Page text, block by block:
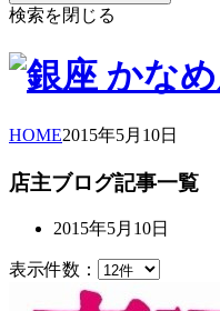
検索を閉じる
HOME2015年5月 10日
店主ブログ記事一覧
2015年5月10日
表示件数：